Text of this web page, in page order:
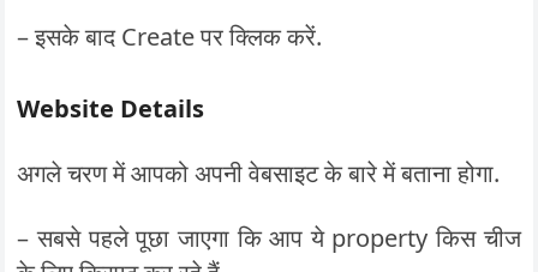
– इसके बाद Create पर क्लिक करें.
Website Details
अगले चरण में आपको अपनी वेबसाइट के बारे में बताना होगा.
– सबसे पहले पूछा जाएगा कि आप ये property किस चीज